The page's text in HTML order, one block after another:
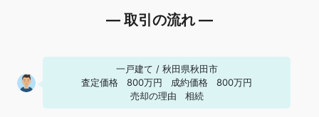
― 取引の流れ ―
一戸建て / 秋田県秋田市
査定価格
800万円 成約価格
800万円
売却の理由
相続